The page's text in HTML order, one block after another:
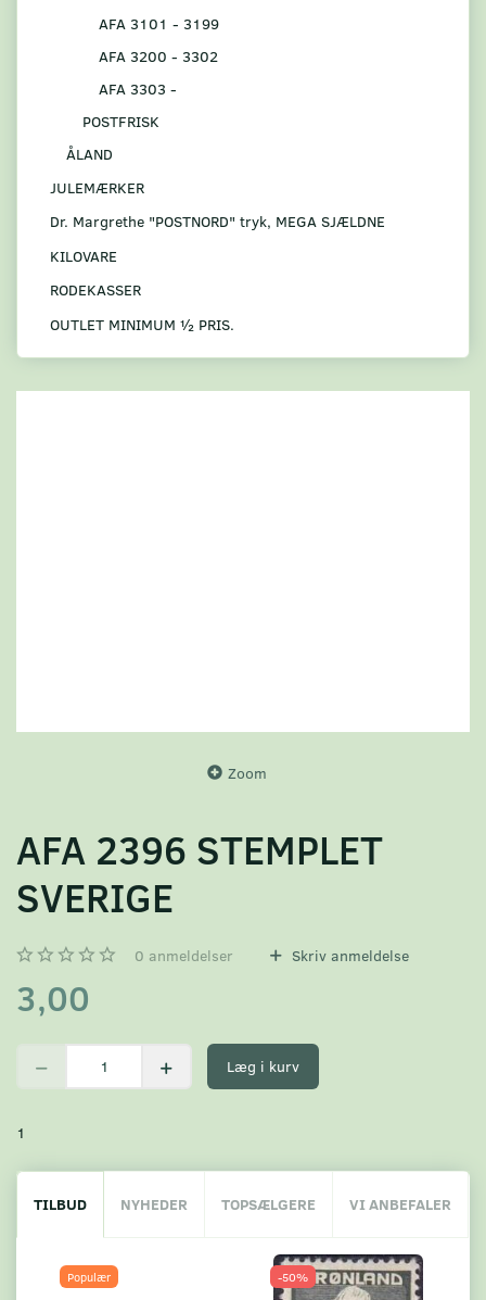
AFA 3101 - 3199
AFA 3200 - 3302
AFA 3303 -
POSTFRISK
ÅLAND
JULEMÆRKER
Dr. Margrethe "POSTNORD" tryk, MEGA SJÆLDNE
KILOVARE
RODEKASSER
OUTLET MINIMUM ½ PRIS.
Zoom
AFA 2396 STEMPLET
SVERIGE
0 anmeldelser Skriv anmeldelse
3,00
Læg i kurv
1
TILBUD NYHEDER TOPSÆLGERE VI ANBEFALER
Populær -50%